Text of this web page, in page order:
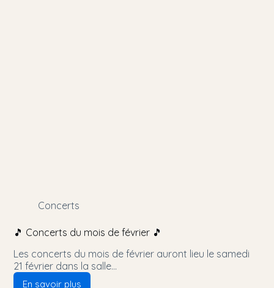
Concerts
🎵 Concerts du mois de février 🎵
Les concerts du mois de février auront lieu le samedi
21 février dans la salle…
En savoir plus